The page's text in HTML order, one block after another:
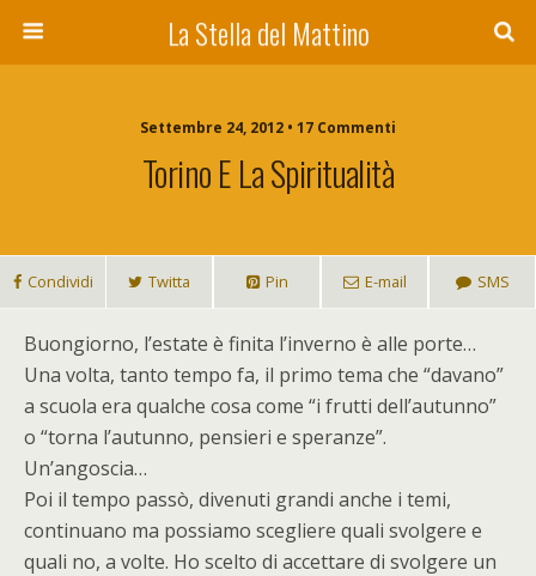
La Stella del Mattino
Settembre 24, 2012 • 17 Commenti
Torino E La Spiritualità
Condividi Twitta Pin E-mail SMS
Buongiorno, l’estate è finita l’inverno è alle porte…
Una volta, tanto tempo fa, il primo tema che “davano”
a scuola era qualche cosa come “i frutti dell’autunno”
o “torna l’autunno, pensieri e speranze”.
Un’angoscia…
Poi il tempo passò, divenuti grandi anche i temi,
continuano ma possiamo scegliere quali svolgere e
quali no, a volte. Ho scelto di accettare di svolgere un